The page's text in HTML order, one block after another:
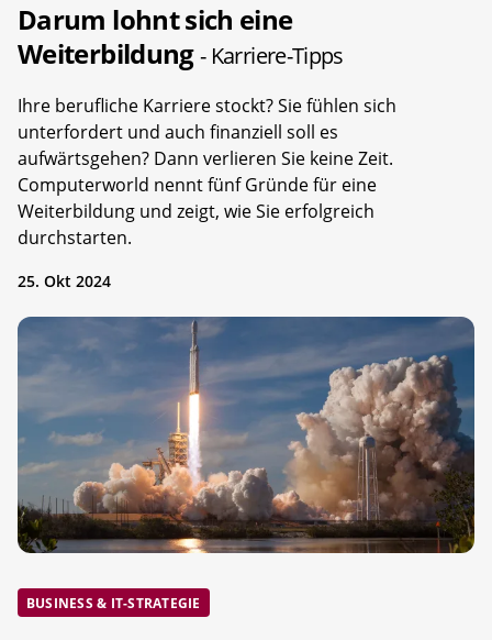
Darum lohnt sich eine
Weiterbildung- Karriere-Tipps
Ihre berufliche Karriere stockt? Sie fühlen sich
unterfordert und auch finanziell soll es
aufwärtsgehen? Dann verlieren Sie keine Zeit.
Computerworld nennt fünf Gründe für eine
Weiterbildung und zeigt, wie Sie erfolgreich
durchstarten.
25. Okt 2024
BUSINESS & IT-STRATEGIE